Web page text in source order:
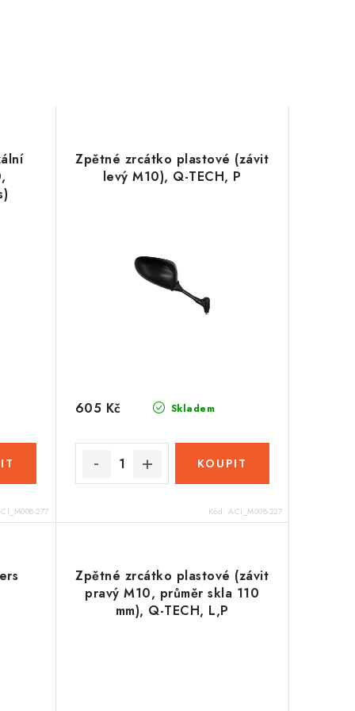
277
Zpětné zrcátko plastové (závit
levý M10), Q-TECH, P
Skladem
605 Kč
Kód: ACI_M008-227
Zpětné zrcátko plastové (závit
pravý M10, průměr skla 110
mm), Q-TECH, L,P